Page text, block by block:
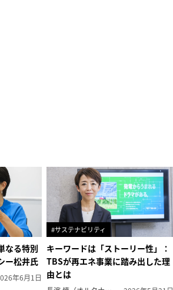
なる特別
ー松井氏
年6月1日
#サステナビリティ
キーワードは「ストーリー性」：
TBSが再エネ事業に踏み出した理
由とは